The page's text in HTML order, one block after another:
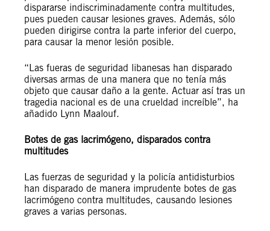
dispararse indiscriminadamente contra multitudes,
pues pueden causar lesiones graves. Además, sólo
pueden dirigirse contra la parte inferior del cuerpo,
para causar la menor lesión posible.
“Las fueras de seguridad libanesas han disparado
diversas armas de una manera que no tenía más
objeto que causar daño a la gente. Actuar así tras un
tragedia nacional es de una crueldad increíble”, ha
añadido Lynn Maalouf.
Botes de gas lacrimógeno, disparados contra
multitudes
Las fuerzas de seguridad y la policía antidisturbios
han disparado de manera imprudente botes de gas
lacrimógeno contra multitudes, causando lesiones
graves a varias personas.